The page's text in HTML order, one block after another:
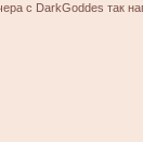
с DarkGoddes так